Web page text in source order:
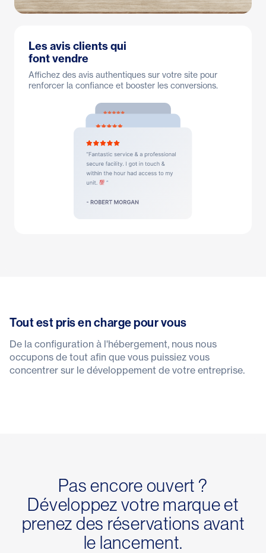
Les avis clients qui
font vendre
Affichez des avis authentiques sur votre site pour
renforcer la confiance et booster les conversions.
Tout est pris en charge pour vous
De la configuration à l'hébergement, nous nous
occupons de tout afin que vous puissiez vous
concentrer sur le développement de votre entreprise.
Pas encore ouvert ?
Développez votre marque et
prenez des réservations avant
le lancement.